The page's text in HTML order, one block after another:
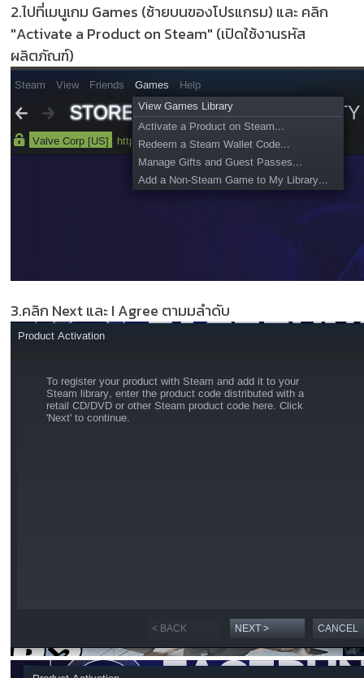
2.ไปที่เมนูเกม Games (ซ้ายบนของโปรแกรม) และ คลิก
"Activate a Product on Steam" (เปิดใช้งานรหัส
ผลิตภัณฑ์)
3.คลิก Next และ I Agree ตามมลำดับ